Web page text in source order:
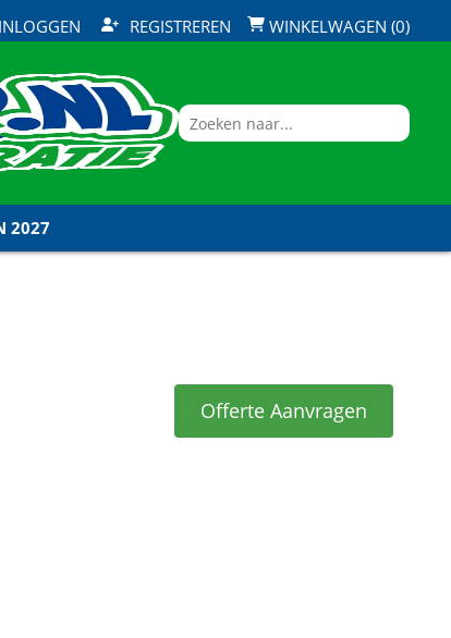
INLOGGEN REGISTREREN WINKELWAGEN (0)
2027
Offerte Aanvragen